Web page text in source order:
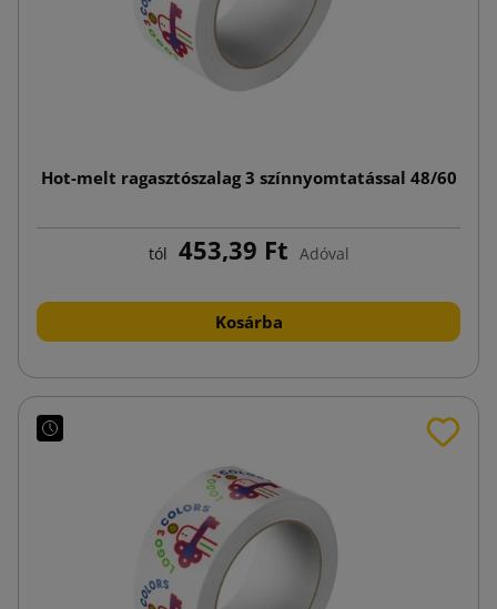
Hot-melt ragasztószalag 3 színnyomtatással 48/60
tól 453,39 Ft Adóval
Kosárba